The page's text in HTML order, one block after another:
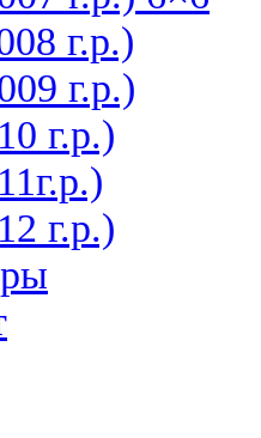
г.р.)
г.р.)
г.р.)
г.р.)